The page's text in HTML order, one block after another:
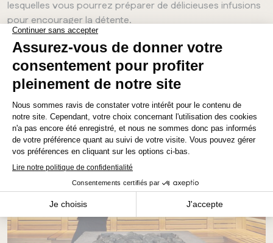
MANITOBA
Winnipeg
lesquelles vous pourrez préparer de délicieuses infusions
pour encourager la détente.
13 AVRIL 2026